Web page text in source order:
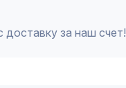
за наш счет!